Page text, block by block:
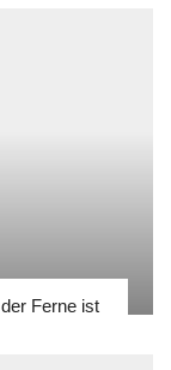
Ferne ist